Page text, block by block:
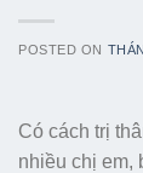
POSTED ON
Có cách trị
nhiều chị em,